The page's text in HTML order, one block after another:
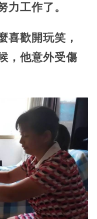
力工作了。
喜歡開玩笑，
，他意外受傷